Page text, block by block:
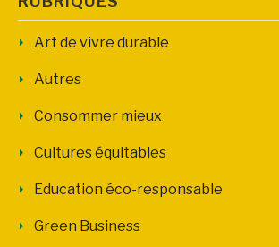
Art de vivre durable
Autres
Consommer mieux
Cultures équitables
Education éco-responsable
Green Business